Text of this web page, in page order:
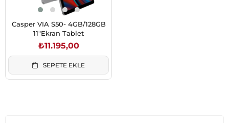
Casper VIA S50- 4GB/128GB
11"Ekran Tablet
₺11.195,00
SEPETE EKLE